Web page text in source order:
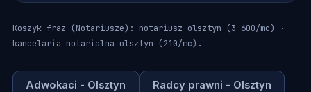
Koszyk fraz (Notariusze): notariusz olsztyn (3 600/mc) ·
kancelaria notarialna olsztyn (210/mc).
Adwokaci - Olsztyn Radcy prawni - Olsztyn